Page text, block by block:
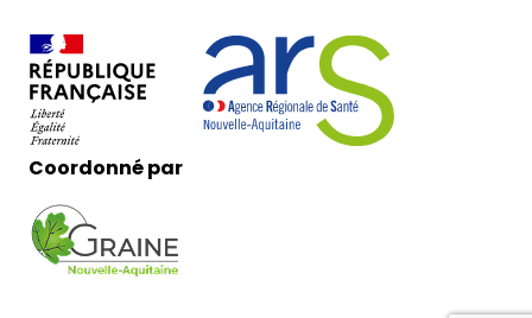
Coordonné par